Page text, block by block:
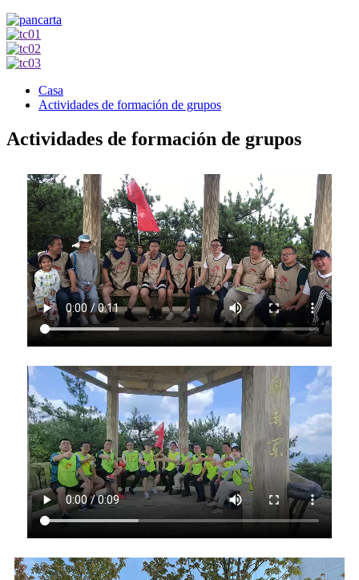
Casa
Actividades de formación de grupos
Actividades de formación de grupos